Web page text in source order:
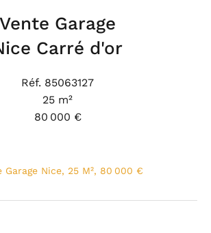
Vente Garage
Carré d'or
Réf. 85063127
25 m²
80 000 €
Garage Nice, 25 M², 80 000 €